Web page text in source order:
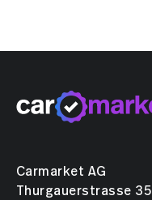
Carmarket AG
Thurgauerstrasse 35